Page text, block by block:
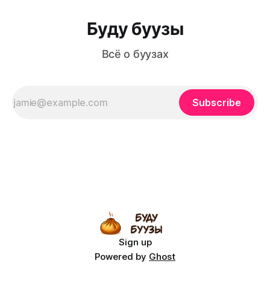
Буду буузы
Всё о буузах
Subscribe
Sign up
Powered by Ghost